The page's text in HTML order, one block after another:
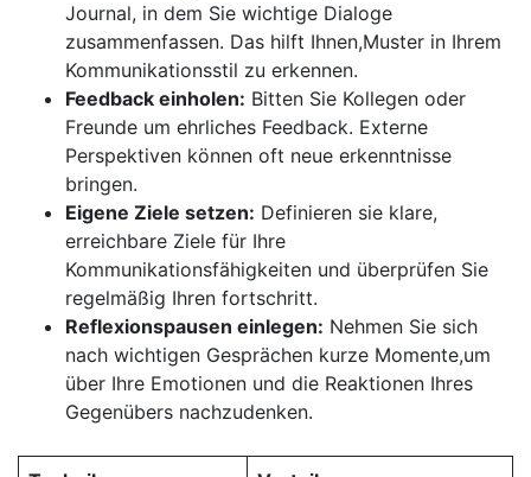
Journal, in dem Sie wichtige Dialoge
zusammenfassen. Das hilft Ihnen,Muster in Ihrem
⁤Kommunikationsstil zu erkennen.
Feedback ⁤einholen: Bitten ‌Sie Kollegen oder
Freunde ⁣um ehrliches Feedback. Externe
Perspektiven können oft neue erkenntnisse
bringen.
Eigene Ziele setzen: Definieren sie klare,
erreichbare Ziele für Ihre
Kommunikationsfähigkeiten und überprüfen Sie
regelmäßig Ihren fortschritt.
Reflexionspausen einlegen: Nehmen Sie sich
nach ⁢wichtigen Gesprächen kurze Momente,um
über Ihre Emotionen und die Reaktionen Ihres
Gegenübers⁤ nachzudenken.